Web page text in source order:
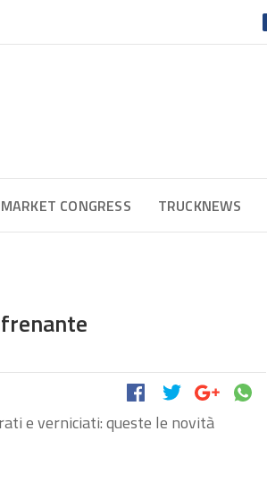
CONGRESS TRUCKNEWS
e verniciati: queste le novità